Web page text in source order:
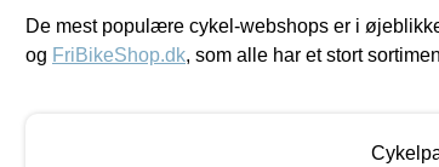
De mest populære cykel-webshops er i
og FriBikeShop.dk, som alle har et stort